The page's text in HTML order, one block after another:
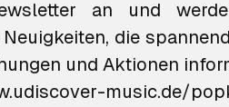
an und
die
und Aktionen
music.de/